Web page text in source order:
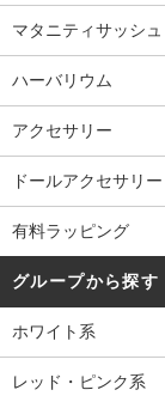
マタニティサッシュ
ハーバリウム
アクセサリー
ドールアクセサリー
有料ラッピング
グループから探す
ホワイト系
レッド・ピンク系